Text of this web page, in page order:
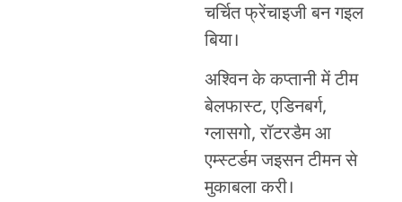
चर्चित फ्रेंचाइजी बन गइल
बिया।
अश्विन के कप्तानी में टीम
बेलफास्ट, एडिनबर्ग,
ग्लासगो, रॉटरडैम आ
एम्स्टर्डम जइसन टीमन से
मुकाबला करी।